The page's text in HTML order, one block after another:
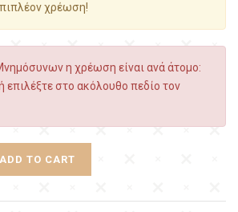
χρέωση!
η χρέωση είναι ανά άτομο:
επιλέξτε στο ακόλουθο πεδίο τον
ADD TO CART